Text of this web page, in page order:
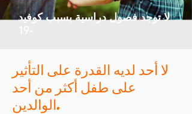
لا توجد فصول دراسية بسبب كوفيد
لا أحد لديه القدرة على التأثير
على طفل أكثر من أحد
الوالدين.